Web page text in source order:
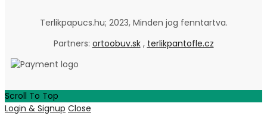
Terlikpapucs.hu; 2023, Minden jog fenntartva.
Partners: ortoobuv.sk, terlikpantofle.cz
Scroll To Top
Login & Signup Close